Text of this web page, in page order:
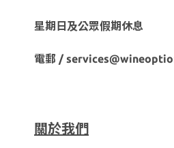
星期日及公眾假期休息
電郵 /
關於我們